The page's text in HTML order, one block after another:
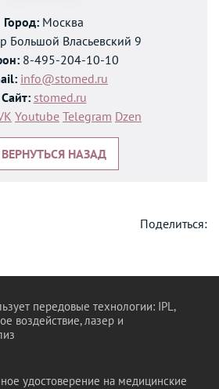
Город: Москва
Большой Власьевский 9
8-495-204-10-10
info@stomed.ru
Сайт: stomed.ru
Youtube Telegram Dzen
ВЕРНУТЬСЯ НАЗАД
Поделиться:
передовые технологии: IPL,
воздействие, лазер и
удостоверение на медицинские